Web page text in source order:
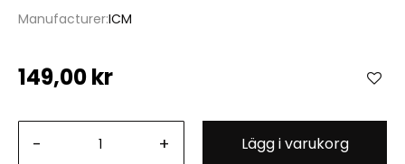
ManufacturerICM
149,00 kr
- + Lägg i varukorg